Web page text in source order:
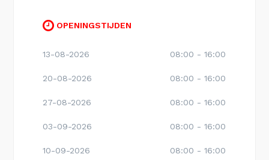
OPENINGSTIJDEN
13-08-2026 08:00 - 16:00
20-08-2026 08:00 - 16:00
27-08-2026 08:00 - 16:00
03-09-2026 08:00 - 16:00
10-09-2026 08:00 - 16:00